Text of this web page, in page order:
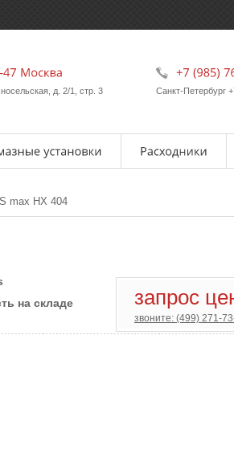
Санкт-Петербург
д. 2/1, стр. 3
max HX 404
запрос
звоните: (499) 271-
на складе